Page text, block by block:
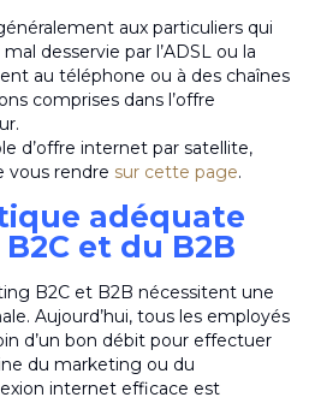
aux particuliers qui
desservie par l’ADSL ou la
au téléphone ou à des chaînes
comprises dans l’offre
d’offre internet par satellite,
vous rendre sur cette page.
adéquate
et du B2B
B2C et B2B nécessitent une
Aujourd’hui, tous les employés
d’un bon débit pour effectuer
du marketing ou du
internet efficace est